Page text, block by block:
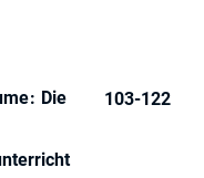
Die
103-122